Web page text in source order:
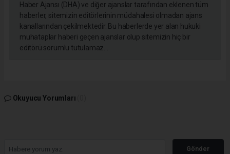
Haber Ajansı (DHA) ve diğer ajanslar tarafından eklenen tüm
haberler, sitemizin editörlerinin müdahalesi olmadan ajans
kanallarından çekilmektedir. Bu haberlerde yer alan hukuki
muhataplar haberi geçen ajanslar olup sitemizin hiç bir
editörü sorumlu tutulamaz...
Okuyucu Yorumları
Gönder